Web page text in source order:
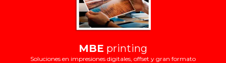
MBE printing
Soluciones en impresiones digitales, offset y gran formato